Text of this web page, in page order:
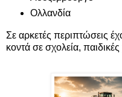
Ολλανδία
Σε αρκετές περιπτώσεις
κοντά σε σχολεία,